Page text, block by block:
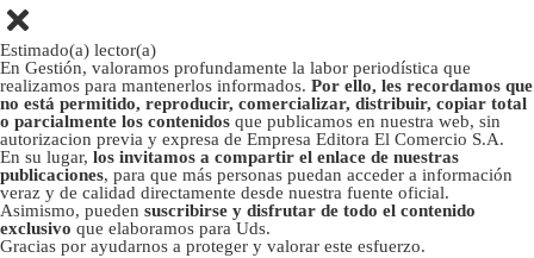
Estimado(a) lector(a)
En Gestión, valoramos profundamente la labor periodística que
realizamos para mantenerlos informados. Por ello, les recordamos que
no está permitido, reproducir, comercializar, distribuir, copiar total
o parcialmente los contenidos que publicamos en nuestra web, sin
autorizacion previa y expresa de Empresa Editora El Comercio S.A.
En su lugar, los invitamos a compartir el enlace de nuestras
publicaciones, para que más personas puedan acceder a información
veraz y de calidad directamente desde nuestra fuente oficial.
Asimismo, pueden suscribirse y disfrutar de todo el contenido
exclusivo que elaboramos para Uds.
Gracias por ayudarnos a proteger y valorar este esfuerzo.